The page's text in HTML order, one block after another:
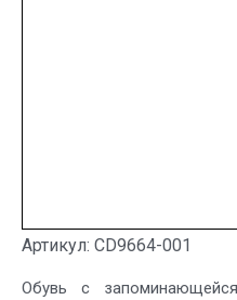
Артикул: CD9664-001
Обувь с